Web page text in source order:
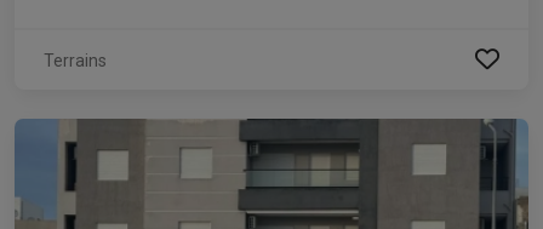
Terrains